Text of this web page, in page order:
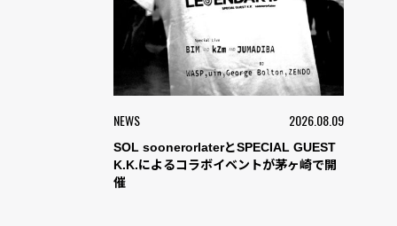
NEWS 2026.08.09
SOL soonerorlaterとSPECIAL GUEST
K.K.によるコラボイベントが茅ヶ崎で開
催